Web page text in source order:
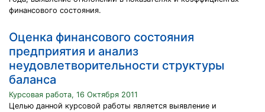
финансового состояния.
Оценка финансового состояния
предприятия и анализ
неудовлетворительности структуры
баланса
Курсовая работа, 16 Октября 2011
Целью данной курсовой работы является выявление и